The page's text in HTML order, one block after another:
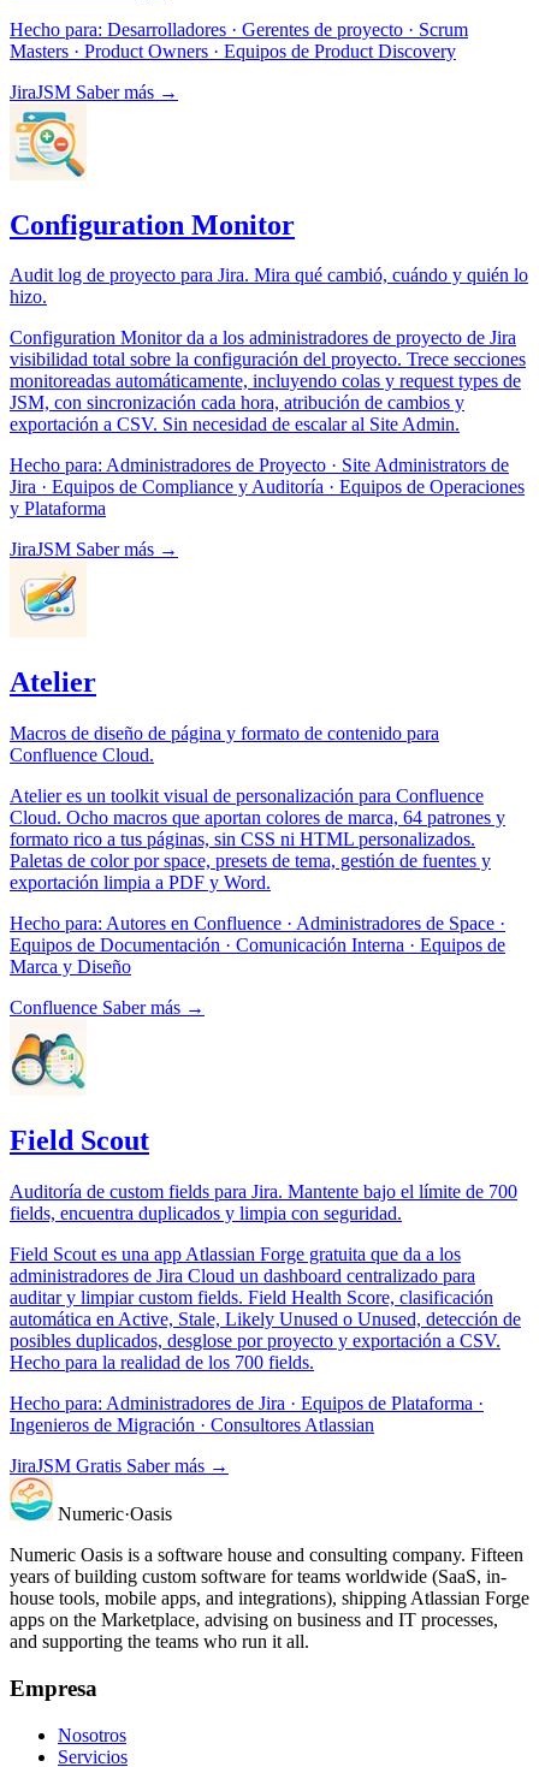
Hecho para: Desarrolladores · Gerentes de proyecto · Scrum
Masters · Product Owners · Equipos de Product Discovery
JiraJSM Saber más →
Configuration Monitor
Audit log de proyecto para Jira. Mira qué cambió, cuándo y quién lo
hizo.
Configuration Monitor da a los administradores de proyecto de Jira
visibilidad total sobre la configuración del proyecto. Trece secciones
monitoreadas automáticamente, incluyendo colas y request types de
JSM, con sincronización cada hora, atribución de cambios y
exportación a CSV. Sin necesidad de escalar al Site Admin.
Hecho para: Administradores de Proyecto · Site Administrators de
Jira · Equipos de Compliance y Auditoría · Equipos de Operaciones
y Plataforma
JiraJSM Saber más →
Atelier
Macros de diseño de página y formato de contenido para
Confluence Cloud.
Atelier es un toolkit visual de personalización para Confluence
Cloud. Ocho macros que aportan colores de marca, 64 patrones y
formato rico a tus páginas, sin CSS ni HTML personalizados.
Paletas de color por space, presets de tema, gestión de fuentes y
exportación limpia a PDF y Word.
Hecho para: Autores en Confluence · Administradores de Space ·
Equipos de Documentación · Comunicación Interna · Equipos de
Marca y Diseño
Confluence Saber más →
Field Scout
Auditoría de custom fields para Jira. Mantente bajo el límite de 700
fields, encuentra duplicados y limpia con seguridad.
Field Scout es una app Atlassian Forge gratuita que da a los
administradores de Jira Cloud un dashboard centralizado para
auditar y limpiar custom fields. Field Health Score, clasificación
automática en Active, Stale, Likely Unused o Unused, detección de
posibles duplicados, desglose por proyecto y exportación a CSV.
Hecho para la realidad de los 700 fields.
Hecho para: Administradores de Jira · Equipos de Plataforma ·
Ingenieros de Migración · Consultores Atlassian
JiraJSM Gratis Saber más →
Numeric·Oasis
Numeric Oasis is a software house and consulting company. Fifteen
years of building custom software for teams worldwide (SaaS, in-
house tools, mobile apps, and integrations), shipping Atlassian Forge
apps on the Marketplace, advising on business and IT processes,
and supporting the teams who run it all.
Empresa
Nosotros
Servicios